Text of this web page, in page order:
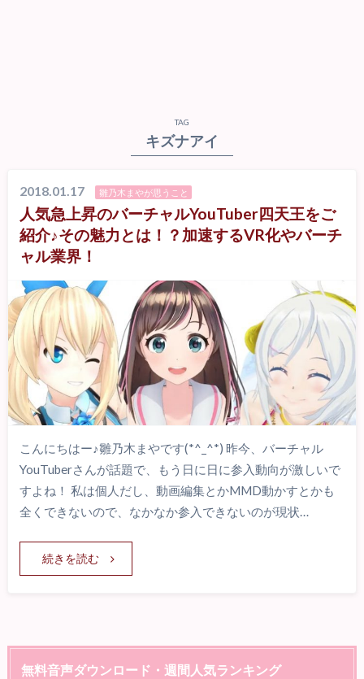
TAG
キズナアイ
2018.01.17 雛乃木まやが思うこと
人気急上昇のバーチャルYouTuber四天王をご
紹介♪その魅力とは！？加速するVR化やバーチ
ャル業界！
こんにちはー♪雛乃木まやです(*^_^*) 昨今、バーチャル
YouTuberさんが話題で、もう日に日に参入動向が激しいで
すよね！ 私は個人だし、動画編集とかMMD動かすとかも
全くできないので、なかなか参入できないのが現状…
続きを読む
無料音声ダウンロード・週間人気ランキング